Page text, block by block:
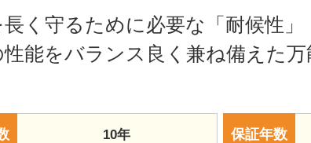
長く守るために必要な「耐候性」
能をバランス良く兼ね備えた
10年 保証年数